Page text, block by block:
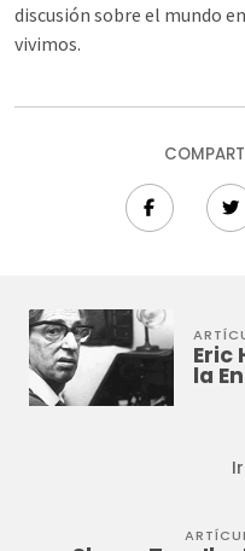
discusión sobre el mundo
vivimos.
Eric
la